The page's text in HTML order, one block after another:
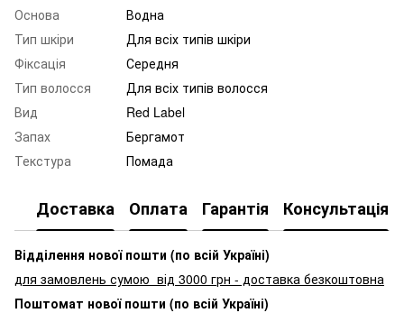
Основа
Водна
Тип шкіри
Для всіх типів шкіри
Фіксація
Середня
Тип волосся
Для всіх типів волосся
Вид
Red Label
Запах
Бергамот
Текстура
Помада
Доставка Оплата Гарантія Консультація
Відділення нової пошти (по всій Україні)
для замовлень сумою від 3000 грн - доставка безкоштовна
Поштомат нової пошти (по всій Україні)